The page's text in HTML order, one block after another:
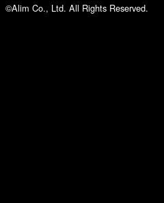
©Alim Co., Ltd. All Rights Reserved.